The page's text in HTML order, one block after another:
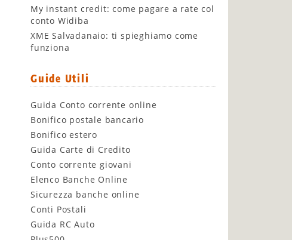
My instant credit: come pagare a rate col
conto Widiba
XME Salvadanaio: ti spieghiamo come
funziona
Guide Utili
Guida Conto corrente online
Bonifico postale bancario
Bonifico estero
Guida Carte di Credito
Conto corrente giovani
Elenco Banche Online
Sicurezza banche online
Conti Postali
Guida RC Auto